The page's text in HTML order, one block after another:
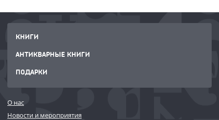
КНИГИ
АНТИКВАРНЫЕ КНИГИ
ПОДАРКИ
О нас
Новости и мероприятия